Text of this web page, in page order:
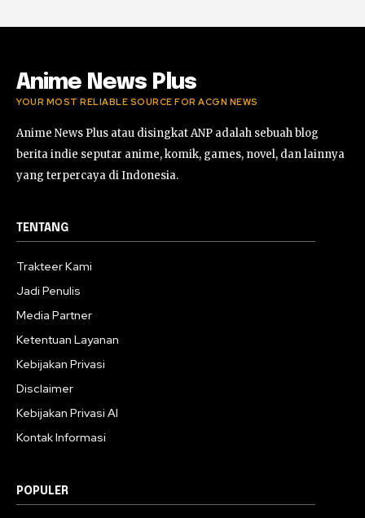
02:47
Anime News Plus
YOUR MOST RELIABLE SOURCE FOR ACGN NEWS
Anime News Plus atau disingkat ANP adalah sebuah blog
berita indie seputar anime, komik, games, novel, dan lainnya
yang terpercaya di Indonesia.
TENTANG
Trakteer Kami
Jadi Penulis
Media Partner
Ketentuan Layanan
Kebijakan Privasi
Disclaimer
Kebijakan Privasi AI
Kontak Informasi
POPULER